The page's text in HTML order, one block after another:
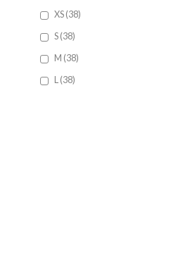
XS (38)
S (38)
M (38)
L (38)